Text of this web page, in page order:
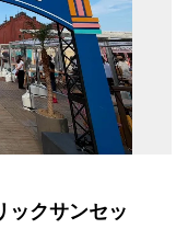
ックサンセッ